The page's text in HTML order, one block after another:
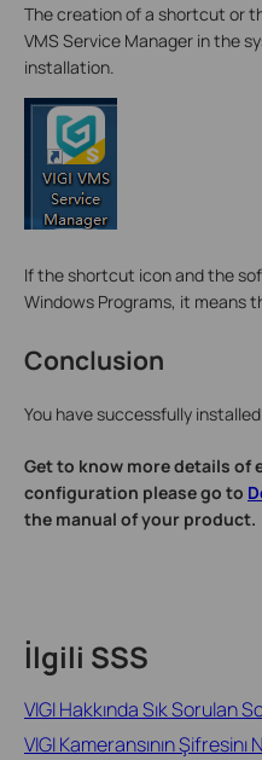
The creation of a shortcut or
VMS Service Manager in the
installation.
If the shortcut icon and the
Windows Programs, it means
Conclusion
You have successfully
Get to know more details of
configuration please go to
the manual of your product.
İlgili SSS
VIGI Hakkında Sık Sorulan
VIGI Kameransının Şifresinı